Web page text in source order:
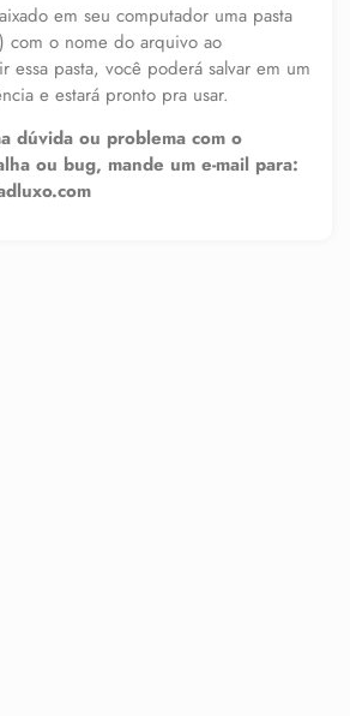
em seu computador uma pasta
com o nome do arquivo ao
essa pasta, você poderá salvar em um
e estará pronto pra usar.
dúvida ou problema com o
ou bug, mande um e-mail para: